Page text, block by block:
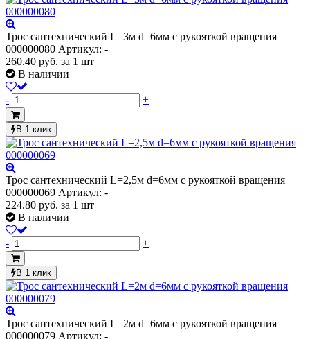
Трос сантехнический L=3м d=6мм с рукояткой вращения
000000080 Артикул: -
260.40 руб. за 1 шт
В наличии
- +
В 1 клик
Трос сантехнический L=2,5м d=6мм с рукояткой вращения
000000069 Артикул: -
224.80 руб. за 1 шт
В наличии
- +
В 1 клик
Трос сантехнический L=2м d=6мм с рукояткой вращения
000000079 Артикул: -